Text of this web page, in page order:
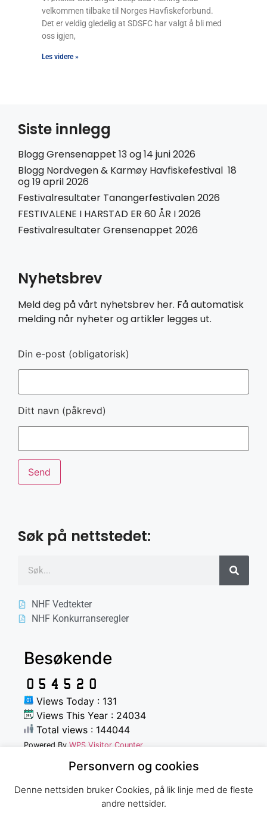
velkommen tilbake til Norges Havfiskeforbund.
Det er veldig gledelig at SDSFC har valgt å bli med
oss igjen,
Les videre »
Siste innlegg
Blogg Grensenappet 13 og 14 juni 2026
Blogg Nordvegen & Karmøy Havfiskefestival 18
og 19 april 2026
Festivalresultater Tanangerfestivalen 2026
FESTIVALENE I HARSTAD ER 60 ÅR I 2026
Festivalresultater Grensenappet 2026
Nyhetsbrev
Meld deg på vårt nyhetsbrev her. Få automatisk
melding når nyheter og artikler legges ut.
Din e-post (obligatorisk)
Ditt navn (påkrevd)
Søk på nettstedet:
NHF Vedtekter
NHF Konkurranseregler
Besøkende
Views Today : 131
Views This Year : 24034
Total views : 144044
Powered By WPS Visitor Counter
Personvern og cookies
Denne nettsiden bruker Cookies, på lik linje med de fleste
andre nettsider.